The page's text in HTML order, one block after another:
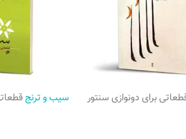
برای دونوازی سنتور سیب و ترنج